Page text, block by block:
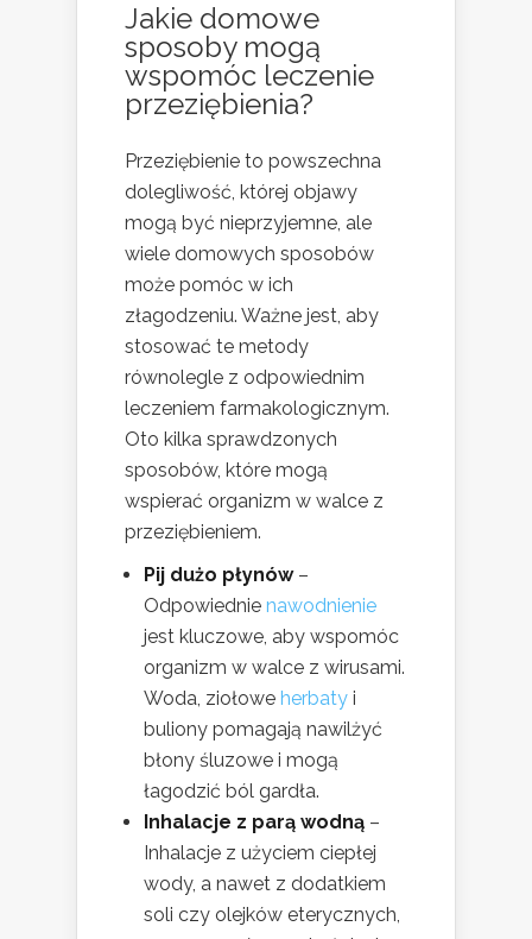
Jakie domowe
sposoby mogą
wspomóc leczenie
przeziębienia?
Przeziębienie to powszechna
dolegliwość, której objawy
mogą być nieprzyjemne, ale
wiele domowych sposobów
może pomóc w ich
złagodzeniu. Ważne jest, aby
stosować te metody
równolegle z odpowiednim
leczeniem farmakologicznym.
Oto kilka sprawdzonych
sposobów, które mogą
wspierać organizm w walce z
przeziębieniem.
Pij dużo płynów–
Odpowiednie nawodnienie
jest kluczowe, aby wspomóc
organizm w walce z wirusami.
Woda, ziołowe herbaty i
buliony pomagają nawilżyć
błony śluzowe i mogą
łagodzić ból gardła.
Inhalacje z parą wodną –
Inhalacje z użyciem ciepłej
wody, a nawet z dodatkiem
soli czy olejków eterycznych,